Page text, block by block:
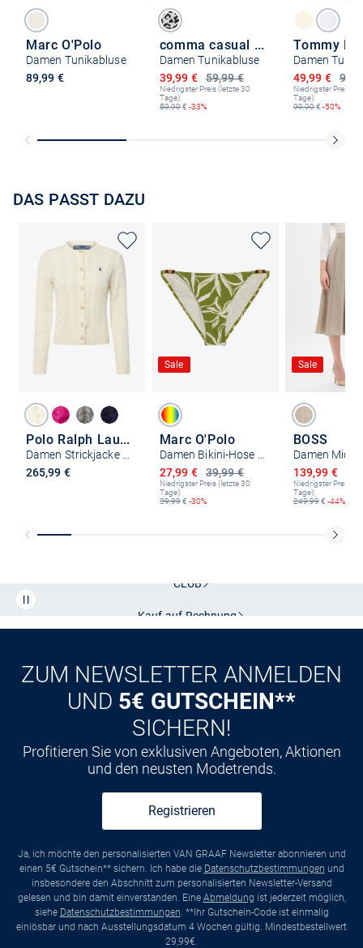
Marc O'Polo
Damen Tunikabluse
89,99 €
comma casual identity
Damen Tunikabluse
59,99 €
Ermäßigter Preis
39,99 €
Niedrigster Preis (letzte 30
Tage):
59,99€ -33%
Tommy
Damen
Ermäßigter
49,99 €
Niedrigster Preis
Tage):
99,99€ -50%
DAS PASST DAZU
Polo Ralph Lauren
265,99 €
Sale
Marc O'Polo
39,99 €
Ermäßigter Preis
27,99 €
Niedrigster Preis (letzte 30
Tage):
39,99€ -30%
Sale
BOSS
Ermäßigter
139,99 €
Niedrigster Preis
Tage):
249,99€ -44%
CLUB
Kauf auf Rechnung
ZUM NEWSLETTER ANMELDEN
UND 5€ GUTSCHEIN**
SICHERN!
Profitieren Sie von exklusiven Angeboten, Aktionen
und den neusten Modetrends.
Registrieren
Ja, ich möchte den personalisierten VAN GRAAF Newsletter abonnieren und
einen 5€ Gutschein** sichern. Ich habe die Datenschutzbestimmungen und
insbesondere den Abschnitt zum personalisierten Newsletter-Versand
gelesen und bin damit einverstanden. Eine Abmeldung ist jederzeit möglich,
siehe Datenschutzbestimmungen. **Ihr Gutschein-Code ist einmalig
einlösbar und nach Ausstellungsdatum 4 Wochen gültig. Mindestbestellwert
29,99€.